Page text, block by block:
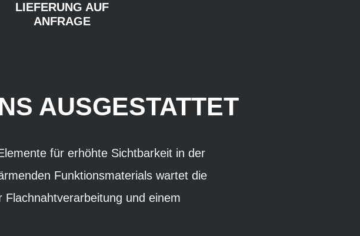
LIEFERUNG AUF
ANFRAGE
AUSGESTATTET
für erhöhte Sichtbarkeit in der
Funktionsmaterials wartet die
und einem